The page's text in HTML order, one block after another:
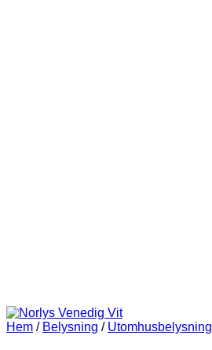
Hem / Belysning / Utomhusbelysning